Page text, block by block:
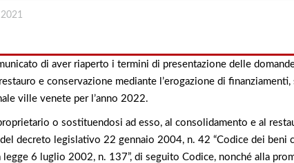
di aver riaperto i termini di presentazione delle
e conservazione mediante l’erogazione di
ville venete per l’anno 2022.
o sostituendosi ad esso, al consolidamento e al
decreto legislativo 22 gennaio 2004, n. 42 “Codice dei beni
6 luglio 2002, n. 137”, di seguito Codice, nonché alla